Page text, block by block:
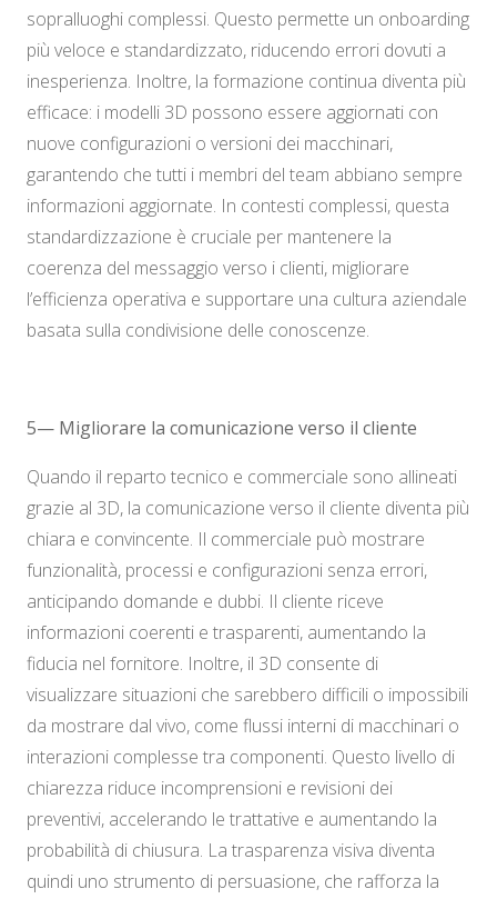
sopralluoghi complessi. Questo permette un onboarding
più veloce e standardizzato, riducendo errori dovuti a
inesperienza. Inoltre, la formazione continua diventa più
efficace: i modelli 3D possono essere aggiornati con
nuove configurazioni o versioni dei macchinari,
garantendo che tutti i membri del team abbiano sempre
informazioni aggiornate. In contesti complessi, questa
standardizzazione è cruciale per mantenere la
coerenza del messaggio verso i clienti, migliorare
l’efficienza operativa e supportare una cultura aziendale
basata sulla condivisione delle conoscenze.
5— Migliorare la comunicazione verso il cliente
Quando il reparto tecnico e commerciale sono allineati
grazie al 3D, la comunicazione verso il cliente diventa più
chiara e convincente. Il commerciale può mostrare
funzionalità, processi e configurazioni senza errori,
anticipando domande e dubbi. Il cliente riceve
informazioni coerenti e trasparenti, aumentando la
fiducia nel fornitore. Inoltre, il 3D consente di
visualizzare situazioni che sarebbero difficili o impossibili
da mostrare dal vivo, come flussi interni di macchinari o
interazioni complesse tra componenti. Questo livello di
chiarezza riduce incomprensioni e revisioni dei
preventivi, accelerando le trattative e aumentando la
probabilità di chiusura. La trasparenza visiva diventa
quindi uno strumento di persuasione, che rafforza la